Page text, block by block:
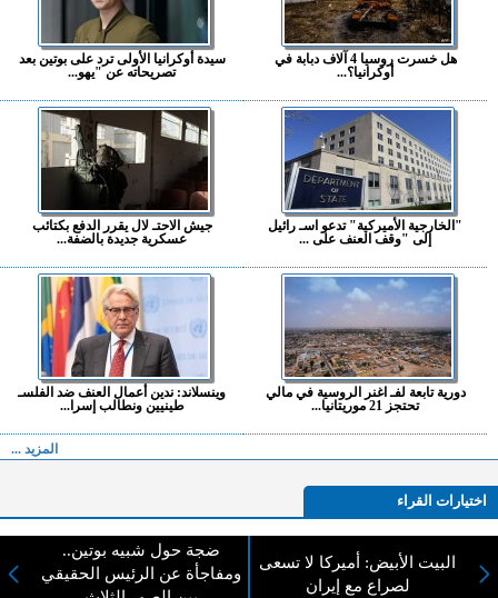
هل خسرت روسيا 4 آلاف دبابة في
أوكرانيا؟...
سيدة أوكرانيا الأولى ترد على بوتين بعد
تصريحاته عن "يهو...
"الخارجية الأميركية" تدعو اسـ رائيل
إلى "وقف العنف على ...
جيش الاحتـ لال يقرر الدفع بكتائب
عسكرية جديدة بالضفة...
دورية تابعة لفـ اغنر الروسية في مالي
تحتجز 21 موريتانيا...
وينسلاند: ندين أعمال العنف ضد الفلسـ
طينيين ونطالب إسرا...
المزيد ...
اختيارات القراء
لا يوجد مقالات
البيت الأبيض: أميركا لا تسعى
لصراع مع إيران
ضجة حول شبيه بوتين..
ومفاجأة عن الرئيس الحقيقي